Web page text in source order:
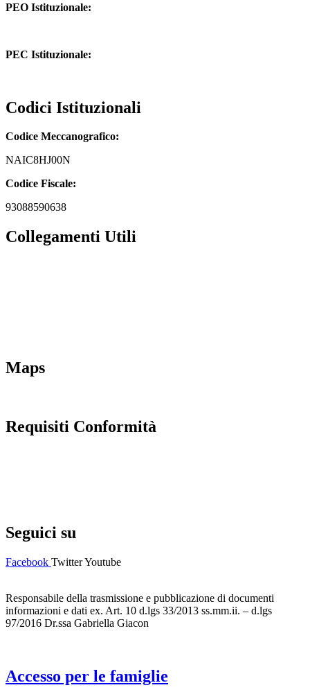
PEO Istituzionale:
PEC Istituzionale:
Codici Istituzionali
Codice Meccanografico:
NAIC8HJ00N
Codice Fiscale:
93088590638
Collegamenti Utili
Maps
Requisiti Conformità
Seguici su
Facebook TwitterYoutube
Responsabile della trasmissione e pubblicazione di documenti
informazioni e dati ex. Art. 10 d.lgs 33/2013 ss.mm.ii. – d.lgs
97/2016 Dr.ssa Gabriella Giacon
Accesso per le famiglie